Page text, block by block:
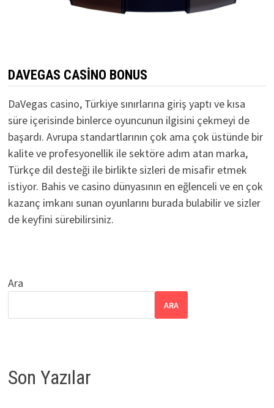
DAVEGAS CASINO BONUS
DaVegas casino, Türkiye sınırlarına giriş yaptı ve kısa
süre içerisinde binlerce oyuncunun ilgisini çekmeyi de
başardı. Avrupa standartlarının çok ama çok üstünde bir
kalite ve profesyonellik ile sektöre adım atan marka,
Türkçe dil desteği ile birlikte sizleri de misafir etmek
istiyor. Bahis ve casino dünyasının en eğlenceli ve en çok
kazanç imkanı sunan oyunlarını burada bulabilir ve sizler
de keyfini sürebilirsiniz.
Ara
ARA
Son Yazılar